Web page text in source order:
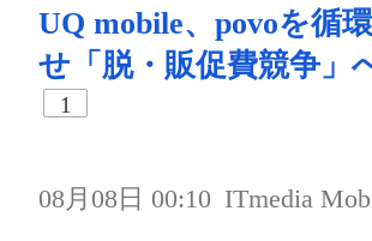
UQ mobile、povoを循
せ「脱・販促費競争」
1
08月08日 00:10 ITmedia